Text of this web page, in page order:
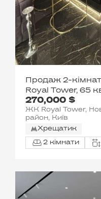
270,000 $
Продаж 2-
Royal Tower, 65
Саксаганського,
ЖК Royal Tower,
район, Київ
Хрещатик
2 кімнати